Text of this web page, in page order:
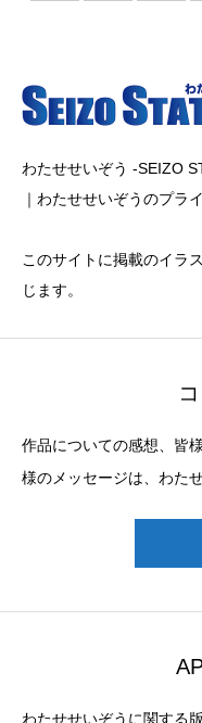
わたせせいぞう -SEIZO
｜わたせせいぞうのプラ
このサイトに掲載のイラ
じます。
作品についての感想、皆
様のメッセージは、わた
わたせせいぞうに関する